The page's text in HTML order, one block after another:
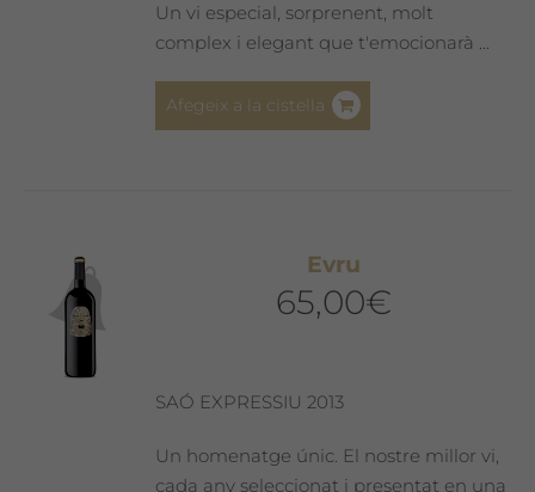
Un vi especial, sorprenent, molt
complex i elegant que t'emocionarà ...
Afegeix a la cistella
Evru
65,00€
SAÓ EXPRESSIU 2013
Un homenatge únic. El nostre millor vi,
cada any seleccionat i presentat en una